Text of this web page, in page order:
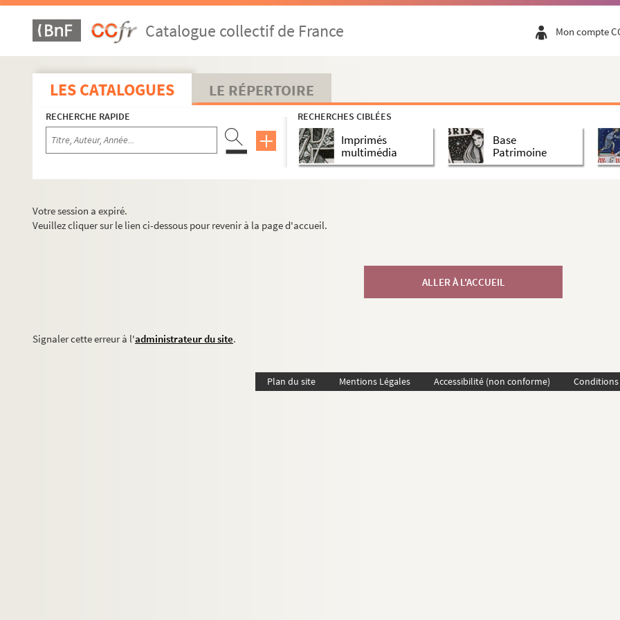
Catalogue collectif de France Mon compte
LES CATALOGUES LE RÉPERTOIRE
RECHERCHE RAPIDE RECHERCHES CIBLÉES
Imprimés
multimédia
Base
Patrimoine
Votre session a expiré.
Veuillez cliquer sur le lien ci-dessous pour revenir à la page d'accueil.
ALLER À L'ACCUEIL
Signaler cette erreur à l'administrateur du site.
Plan du site Mentions Légales Accessibilité (non conforme)